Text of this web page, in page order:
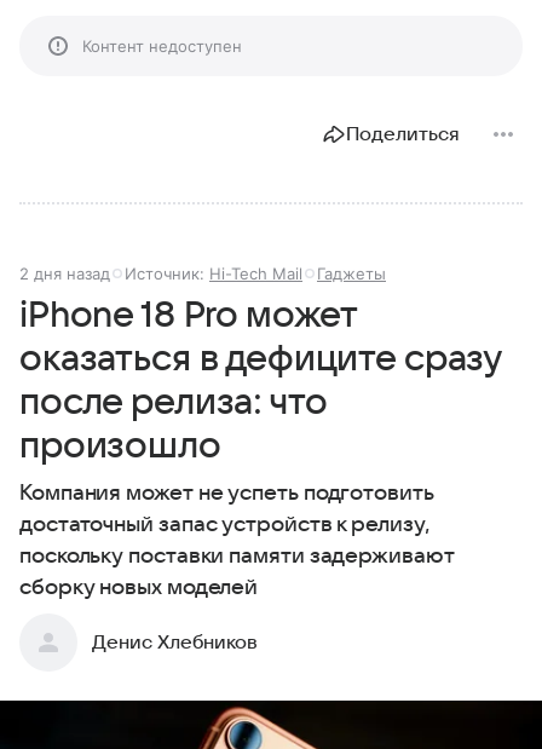
Контент недоступен
Поделиться
2 дня назад Источник: Hi-Tech Mail Гаджеты
iPhone 18 Pro может
оказаться в дефиците сразу
после релиза: что
произошло
Компания может не успеть подготовить
достаточный запас устройств к релизу,
поскольку поставки памяти задерживают
сборку новых моделей
Денис Хлебников